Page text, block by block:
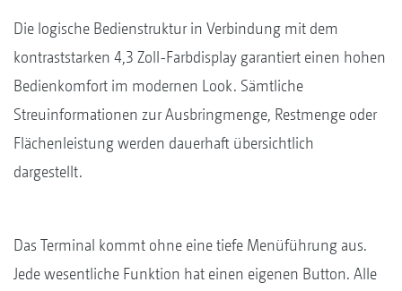
Die logische Bedienstruktur in Verbindung mit dem
kontraststarken 4,3 Zoll-Farbdisplay garantiert einen hohen
Bedienkomfort im modernen Look. Sämtliche
Streuinformationen zur Ausbringmenge, Restmenge oder
Flächenleistung werden dauerhaft übersichtlich
dargestellt.
Das Terminal kommt ohne eine tiefe Menüführung aus.
Jede wesentliche Funktion hat einen eigenen Button. Alle